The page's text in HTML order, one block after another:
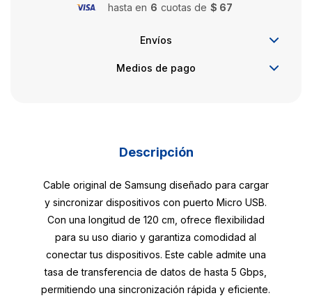
hasta en 6 cuotas de $ 67
Envíos
Medios de pago
Descripción
Cable original de Samsung diseñado para cargar
y sincronizar dispositivos con puerto Micro USB.
Con una longitud de 120 cm, ofrece flexibilidad
para su uso diario y garantiza comodidad al
conectar tus dispositivos. Este cable admite una
tasa de transferencia de datos de hasta 5 Gbps,
permitiendo una sincronización rápida y eficiente.